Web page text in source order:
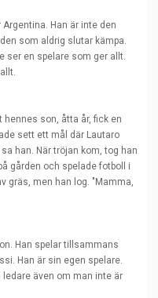
Han är inte den
som aldrig slutar kämpa.
ser en spelare som ger allt.
son, åtta år, fick en
sett ett mål där Lautaro
han. När tröjan kom, tog han
gården och spelade fotboll i
gräs, men han log. "Mamma,
Han spelar tillsammans
Han är sin egen spelare.
ledare även om man inte är